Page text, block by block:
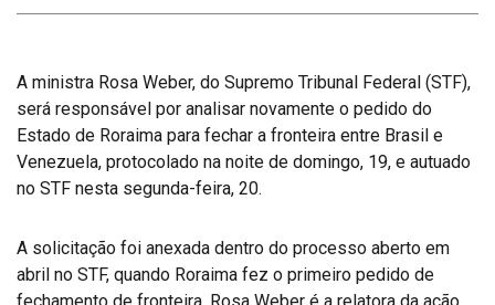
A ministra Rosa Weber, do Supremo Tribunal Federal (STF),
será responsável por analisar novamente o pedido do
Estado de Roraima para fechar a fronteira entre Brasil e
Venezuela, protocolado na noite de domingo, 19, e autuado
no STF nesta segunda-feira, 20.
A solicitação foi anexada dentro do processo aberto em
abril no STF, quando Roraima fez o primeiro pedido de